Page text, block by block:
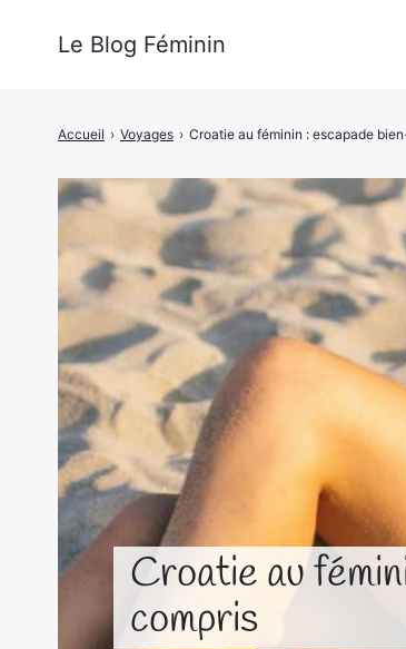
Croatie au
compris
Accueil › Voyages › Croatie au féminin : escapade
Le Blog Féminin